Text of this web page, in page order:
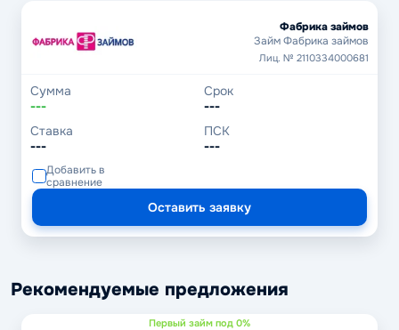
Фабрика займов
Займ Фабрика займов
Лиц. № 2110334000681
Сумма
---
Срок
---
Ставка
---
ПСК
---
Добавить в
сравнение
Оставить заявку
Рекомендуемые предложения
Первый займ под 0%